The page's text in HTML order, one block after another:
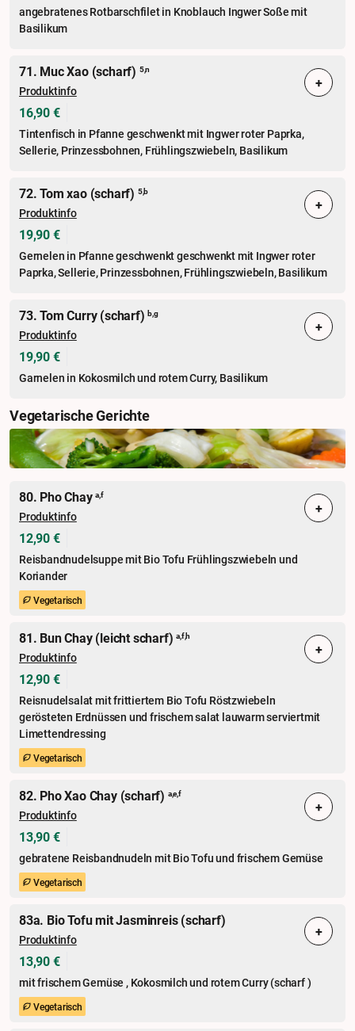
angebratenes Rotbarschfilet in Knoblauch Ingwer Soße mit
Basilikum
71. Muc Xao (scharf) 5,n
Produktinfo
16,90 €
Tintenfisch in Pfanne geschwenkt mit Ingwer roter Paprka,
Sellerie, Prinzessbohnen, Frühlingszwiebeln, Basilikum
+
72. Tom xao (scharf) 5,b
Produktinfo
19,90 €
Gernelen in Pfanne geschwenkt geschwenkt mit Ingwer roter
Paprka, Sellerie, Prinzessbohnen, Frühlingszwiebeln, Basilikum
+
73. Tom Curry (scharf)b,g
Produktinfo
19,90 €
Garnelen in Kokosmilch und rotem Curry, Basilikum
+
Vegetarische Gerichte
80. Pho Chaya,f
Produktinfo
12,90 €
Reisbandnudelsuppe mit Bio Tofu Frühlingszwiebeln und
Koriander
Vegetarisch
+
81. Bun Chay (leicht scharf)a,f,h
Produktinfo
12,90 €
Reisnudelsalat mit frittiertem Bio Tofu Röstzwiebeln
gerösteten Erdnüssen und frischem salat lauwarm serviertmit
Limettendressing
Vegetarisch
+
82. Pho Xao Chay (scharf) a,e,f
Produktinfo
13,90 €
gebratene Reisbandnudeln mit Bio Tofu und frischem Gemüse
Vegetarisch
+
83a. Bio Tofu mit Jasminreis (scharf)
Produktinfo
13,90 €
mit frischem Gemüse , Kokosmilch und rotem Curry (scharf )
Vegetarisch
+